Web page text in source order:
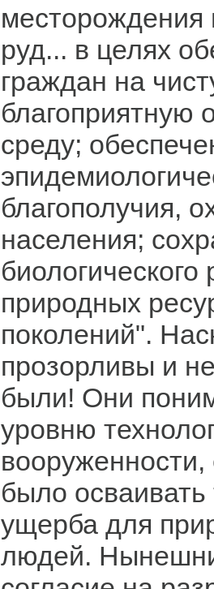
месторождения
руд... в целях
граждан на
среду;
благополучия,
населения;
природных
поколений".
прозорливы и
были! Они
уровню
было осваивать
ущерба для
людей.